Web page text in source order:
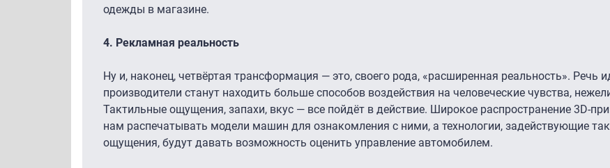
одежды в магазине.
4. Рекламная реальность
Ну и, наконец, четвёртая трансформация — это, своего рода, «расширенная реальность». Речь
производители станут находить больше способов воздействия на человеческие чувства,
Тактильные ощущения, запахи, вкус — все пойдёт в действие. Широкое распространение 3D-
нам распечатывать модели машин для ознакомления с ними, а технологии, задействующие
ощущения, будут давать возможность оценить управление автомобилем.